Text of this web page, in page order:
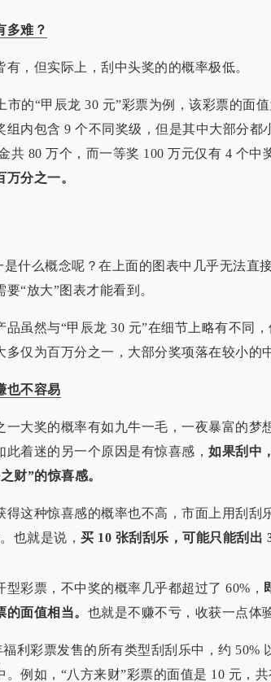
多难？
有，但实际上，刮中头奖的的概率极低。
市的“甲辰龙 30 元”彩票为例，该彩票的面
组内包含 9 个不同奖级，但是其中大部分都
共 80 万个，而一等奖 100 万元仅有 4 个中
分之一。
是什么概念呢？在上面的图表中几乎无法直
要“放大”图表才能看到。
品虽然与“甲辰龙 30 元”在细节上略有不同
多仅为百万分之一，大部分奖项落在较小的
也不容易
一大奖的概率有如九牛一毛，一夜暴富的梦
此着迷的另一个原因是有惊喜感， 如果刮中
财”的惊喜感。
得这种惊喜感的概率也不高，市面上用刮刮
也就是说， 买 10 张刮刮乐，可能只能刮出
型彩票，不中奖的概率几乎都超过了 60%，
面值相当。 也就是不赚不亏，收获一点体
福利彩票发售的所有类型刮刮乐中，约 50%
。例如，“八方来财”彩票的面值是 10 元，